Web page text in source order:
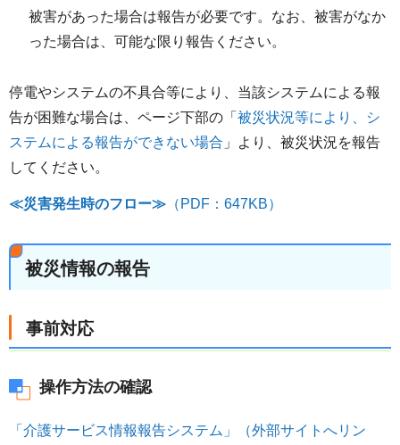
被害があった場合は報告が必要です。なお、被害がなか
った場合は、可能な限り報告ください。
停電やシステムの不具合等により、当該システムによる報
告が困難な場合は、ページ下部の「 被災状況等により、シ
ステムによる報告ができない場合 」より、被災状況を報告
してください。
≪災害発生時のフロー≫ （PDF：647KB）
被災情報の報告
事前対応
操作方法の確認
「介護サービス情報報告システム」（外部サイトへリン